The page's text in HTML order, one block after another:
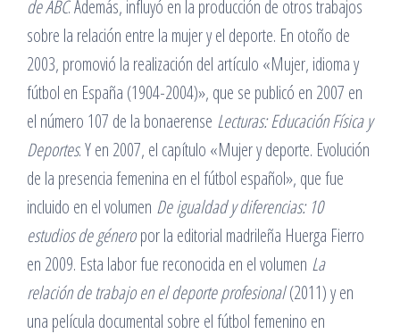
de ABC. Además, influyó en la producción de otros trabajos
sobre la relación entre la mujer y el deporte. En otoño de
2003, promovió la realización del artículo «Mujer, idioma y
fútbol en España (1904-2004)», que se publicó en 2007 en
el número 107 de la bonaerense Lecturas: Educación Física y
Deportes. Y en 2007, el capítulo «Mujer y deporte. Evolución
de la presencia femenina en el fútbol español», que fue
incluido en el volumen De igualdad y diferencias: 10
estudios de géneropor la editorial madrileña Huerga Fierro
en 2009. Esta labor fue reconocida en el volumen La
relación de trabajo en el deporte profesional(2011) y en
una película documental sobre el fútbol femenino en